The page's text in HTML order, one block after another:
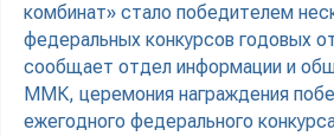
комбинат» стало победителем
федеральных конкурсов годовых
сообщает отдел информации и
ММК, церемония награждения
ежегодного федерального